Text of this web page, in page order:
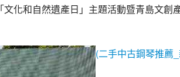
「文化和自然遺產日」主題活動暨青島文創
(二手中古鋼琴推薦